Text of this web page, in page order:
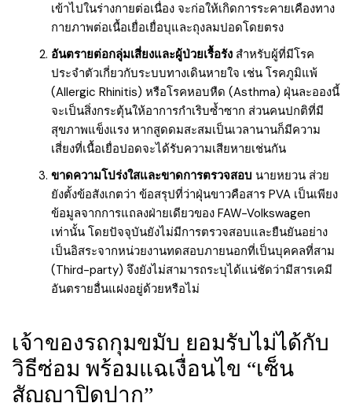
เข้าไปในร่างกายต่อเนื่อง จะก่อให้เกิดการระคายเคืองทาง
กายภาพต่อเนื้อเยื่อเยื่อบุและถุงลมปอดโดยตรง
อันตรายต่อกลุ่มเสี่ยงและผู้ป่วยเรื้อรัง สำหรับผู้ที่มีโรค
ประจำตัวเกี่ยวกับระบบทางเดินหายใจ เช่น โรคภูมิแพ้
(Allergic Rhinitis) หรือโรคหอบหืด (Asthma) ฝุ่นละอองนี้
จะเป็นสิ่งกระตุ้นให้อาการกำเริบซ้ำซาก ส่วนคนปกติที่มี
สุขภาพแข็งแรง หากสูดดมสะสมเป็นเวลานานก็มีความ
เสี่ยงที่เนื้อเยื่อปอดจะได้รับความเสียหายเช่นกัน
ขาดความโปร่งใสและขาดการตรวจสอบ นายหยวน ส่วย
ยังตั้งข้อสังเกตว่า ข้อสรุปที่ว่าฝุ่นขาวคือสาร PVA เป็นเพียง
ข้อมูลจากการแถลงฝ่ายเดียวของ FAW-Volkswagen
เท่านั้น โดยปัจจุบันยังไม่มีการตรวจสอบและยืนยันอย่าง
เป็นอิสระจากหน่วยงานทดสอบภายนอกที่เป็นบุคคลที่สาม
(Third-party) จึงยังไม่สามารถระบุได้แน่ชัดว่ามีสารเคมี
อันตรายอื่นแฝงอยู่ด้วยหรือไม่
เจ้าของรถกุมขมับ ยอมรับไม่ได้กับ
วิธีซ่อม พร้อมแฉเงื่อนไข “เซ็น
สัญญาปิดปาก”